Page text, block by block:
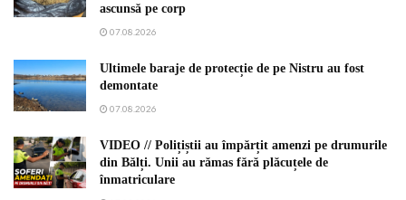
ascunsă pe corp
07.08.2026
Ultimele baraje de protecție de pe Nistru au fost
demontate
07.08.2026
VIDEO // Polițiștii au împărțit amenzi pe drumurile
din Bălți. Unii au rămas fără plăcuțele de
înmatriculare